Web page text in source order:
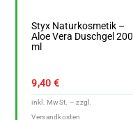
Styx Naturkosmetik –
Aloe Vera Duschgel 200
ml
9,40 €